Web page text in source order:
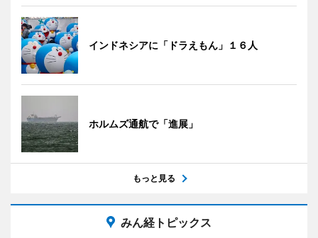
インドネシアに「ドラえもん」１６人
ホルムズ通航で「進展」
もっと見る
みん経トピックス